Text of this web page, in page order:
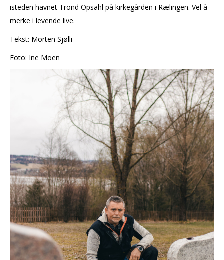
MENIGHETSRÅDET
UTLEIE
isteden havnet Trond Opsahl på kirkegården i Rælingen. Vel å
merke i levende live.
Tekst: Morten Sjølli
Foto: Ine Moen